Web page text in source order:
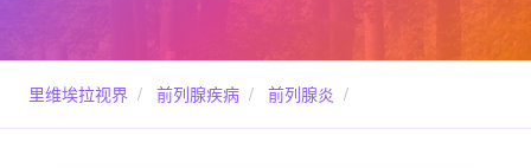
里维埃拉视界 / 前列腺疾病 / 前列腺炎 /